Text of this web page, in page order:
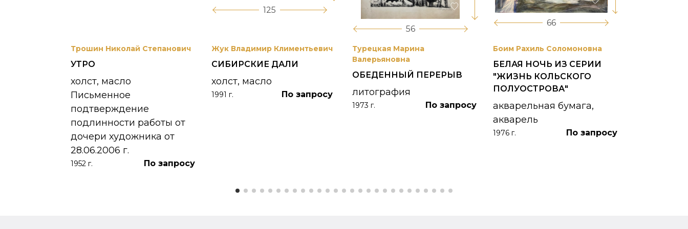
Трошин Николай Степанович
УТРО
холст, масло
Письменное
подтверждение
подлинности работы от
дочери художника от
28.06.2006 г.
1952 г. По запросу
125
Жук Владимир Климентьевич
СИБИРСКИЕ ДАЛИ
холст, масло
1991 г. По запросу
56
Турецкая Марина
Валерьяновна
ОБЕДЕННЫЙ ПЕРЕРЫВ
литография
1973 г. По запросу
66
Боим Рахиль Соломоновна
БЕЛАЯ НОЧЬ ИЗ СЕРИИ
"ЖИЗНЬ КОЛЬСКОГО
ПОЛУОСТРОВА"
акварельная бумага,
акварель
1976 г. По запросу